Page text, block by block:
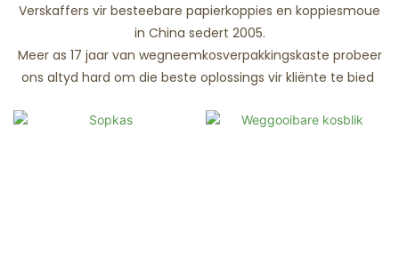
Verskaffers vir besteebare papierkoppies en koppiesmoue
in China sedert 2005.
Meer as 17 jaar van wegneemkosverpakkingskaste probeer
ons altyd hard om die beste oplossings vir kliënte te bied